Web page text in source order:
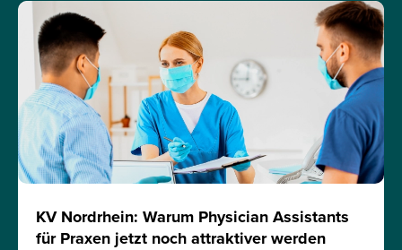
KV Nordrhein: Warum Physician Assistants
für Praxen jetzt noch attraktiver werden